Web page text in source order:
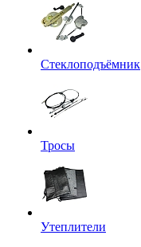
Стеклоподъёмник
Тросы
Утеплители